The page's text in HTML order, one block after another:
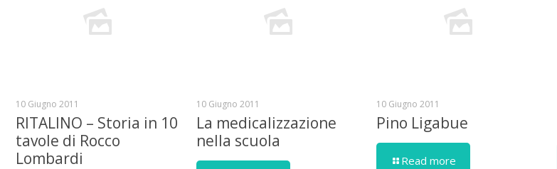
10 Giugno 2011
RITALINO – Storia in 10
tavole di Rocco
Lombardi
10 Giugno 2011
La medicalizzazione
nella scuola
10 Giugno 2011
Pino Ligabue
Read more